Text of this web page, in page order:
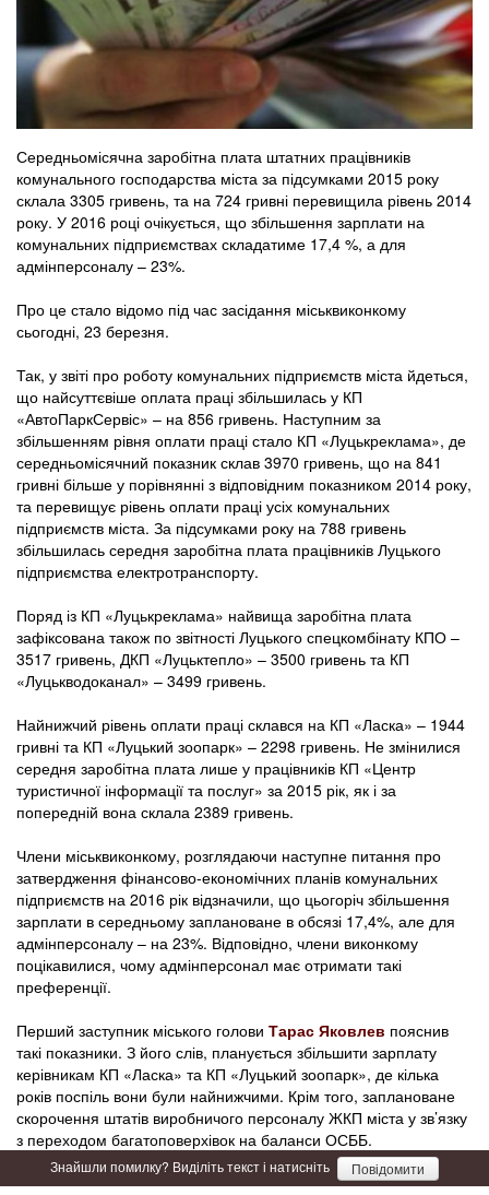
Середньомісячна заробітна плата штатних працівників
комунального господарства міста за підсумками 2015 року
склала 3305 гривень, та на 724 гривні перевищила рівень 2014
року. У 2016 році очікується, що збільшення зарплати на
комунальних підприємствах складатиме 17,4 %, а для
адмінперсоналу – 23%.
Про це стало відомо під час засідання міськвиконкому
сьогодні, 23 березня.
Так, у звіті про роботу комунальних підприємств міста йдеться,
що найсуттєвіше оплата праці збільшилась у КП
«АвтоПаркСервіс» – на 856 гривень. Наступним за
збільшенням рівня оплати праці стало КП «Луцькреклама», де
середньомісячний показник склав 3970 гривень, що на 841
гривні більше у порівнянні з відповідним показником 2014 року,
та перевищує рівень оплати праці усіх комунальних
підприємств міста. За підсумками року на 788 гривень
збільшилась середня заробітна плата працівників Луцького
підприємства електротранспорту.
Поряд із КП «Луцькреклама» найвища заробітна плата
зафіксована також по звітності Луцького спецкомбінату КПО –
3517 гривень, ДКП «Луцьктепло» – 3500 гривень та КП
«Луцькводоканал» – 3499 гривень.
Найнижчий рівень оплати праці склався на КП «Ласка» – 1944
гривні та КП «Луцький зоопарк» – 2298 гривень. Не змінилися
середня заробітна плата лише у працівників КП «Центр
туристичної інформації та послуг» за 2015 рік, як і за
попередній вона склала 2389 гривень.
Члени міськвиконкому, розглядаючи наступне питання про
затвердження фінансово-економічних планів комунальних
підприємств на 2016 рік відзначили, що цьогоріч збільшення
зарплати в середньому заплановане в обсязі 17,4%, але для
адмінперсоналу – на 23%. Відповідно, члени виконкому
поцікавилися, чому адмінперсонал має отримати такі
преференції.
Перший заступник міського голови Тарас Яковлев пояснив
такі показники. З його слів, планується збільшити зарплату
керівникам КП «Ласка» та КП «Луцький зоопарк», де кілька
років поспіль вони були найнижчими. Крім того, заплановане
скорочення штатів виробничого персоналу ЖКП міста у зв’язку
з переходом багатоповерхівок на баланси ОСББ.
Знайшли помилку? Виділіть текст і натисніть Повідомити